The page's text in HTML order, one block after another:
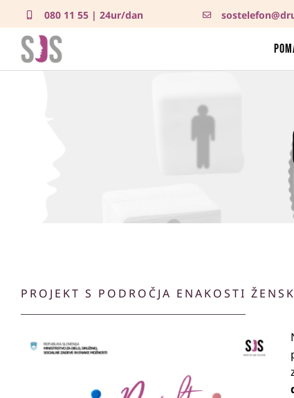
to
content
080 11 55| 24ur/dan
PROJEKT S PODROČJA ENAKOSTI